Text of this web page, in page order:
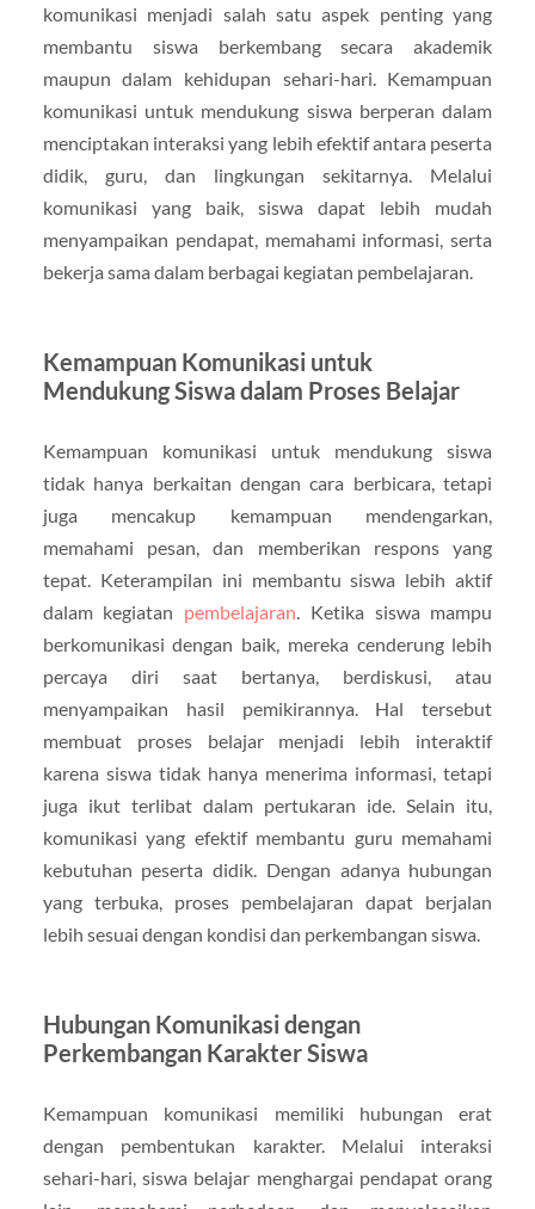
komunikasi menjadi salah satu aspek penting yang
membantu siswa berkembang secara akademik
maupun dalam kehidupan sehari-hari. Kemampuan
komunikasi untuk mendukung siswa berperan dalam
menciptakan interaksi yang lebih efektif antara peserta
didik, guru, dan lingkungan sekitarnya. Melalui
komunikasi yang baik, siswa dapat lebih mudah
menyampaikan pendapat, memahami informasi, serta
bekerja sama dalam berbagai kegiatan pembelajaran.
Kemampuan Komunikasi untuk
Mendukung Siswa dalam Proses Belajar
Kemampuan komunikasi untuk mendukung siswa
tidak hanya berkaitan dengan cara berbicara, tetapi
juga mencakup kemampuan mendengarkan,
memahami pesan, dan memberikan respons yang
tepat. Keterampilan ini membantu siswa lebih aktif
dalam kegiatan pembelajaran . Ketika siswa mampu
berkomunikasi dengan baik, mereka cenderung lebih
percaya diri saat bertanya, berdiskusi, atau
menyampaikan hasil pemikirannya. Hal tersebut
membuat proses belajar menjadi lebih interaktif
karena siswa tidak hanya menerima informasi, tetapi
juga ikut terlibat dalam pertukaran ide. Selain itu,
komunikasi yang efektif membantu guru memahami
kebutuhan peserta didik. Dengan adanya hubungan
yang terbuka, proses pembelajaran dapat berjalan
lebih sesuai dengan kondisi dan perkembangan siswa.
Hubungan Komunikasi dengan
Perkembangan Karakter Siswa
Kemampuan komunikasi memiliki hubungan erat
dengan pembentukan karakter. Melalui interaksi
sehari-hari, siswa belajar menghargai pendapat orang